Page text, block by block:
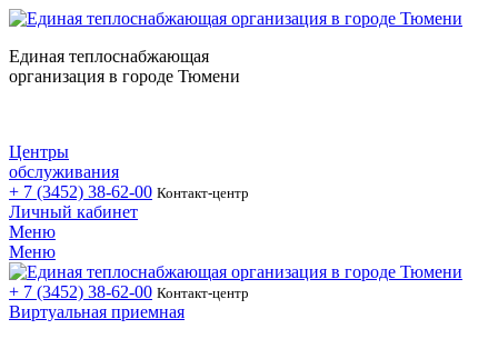
Единая теплоснабжающая
организация в городе Тюмени
Центры
обслуживания
+ 7 (3452) 38-62-00 Контакт-центр
Личный кабинет
Меню
Меню
+ 7 (3452) 38-62-00 Контакт-центр
Виртуальная приемная